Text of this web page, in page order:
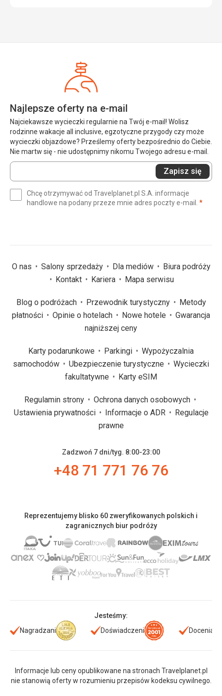
Najlepsze oferty na e-mail
Najciekawsze wycieczki regularnie na Twój e-mail! Wolisz
rodzinne wakacje all inclusive, egzotyczne przygody czy może
wycieczki objazdowe? Prześlemy oferty bezpośrednio do Ciebie.
Nie martw się - nie udostępnimy nikomu Twojego adresu e-mail.
Wprowadź
swój
(wymagane)
Zapisz się
Chcę otrzymywać od Travelplanet.pl S.A. informacje
handlowe na podany przeze mnie adres poczty e-mail. *
O nas Salony sprzedaży Dla mediów
Biura podróży
Kontakt
Kariera Mapa serwisu
Blog o podróżach Przewodnik turystyczny
Metody
płatności
Opinie o hotelach Nowe hotele
Gwarancja
najniższej ceny
Karty podarunkowe Parkingi
Wypożyczalnia
samochodów
Ubezpieczenie turystyczne
Wycieczki
fakultatywne
Karty eSIM
Regulamin strony
Ochrona danych osobowych
Ustawienia prywatności
Informacje o ADR
Regulacje
prawne
Zadzwoń 7 dni/tyg. 8:00-23:00
+48 71 771 76 76
Reprezentujemy blisko 60 zweryfikowanych polskich i
zagranicznych biur podróży
Jesteśmy:
Nagradzani
Doświadczeni Doceniani
Informacje lub ceny opublikowane na stronach Travelplanet.pl
nie stanowią oferty w rozumieniu przepisów kodeksu cywilnego.